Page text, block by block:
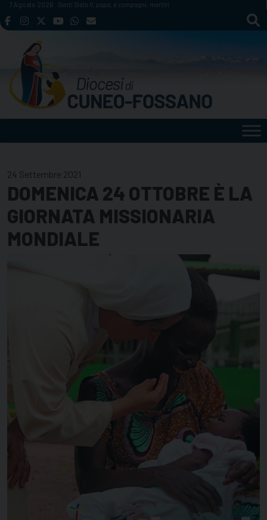
Skip
to
7 Agosto 2026 Santi Sisto II, papa, e compagni, martiri
24 Settembre 2021
DOMENICA 24 OTTOBRE È LA
GIORNATA MISSIONARIA
MONDIALE